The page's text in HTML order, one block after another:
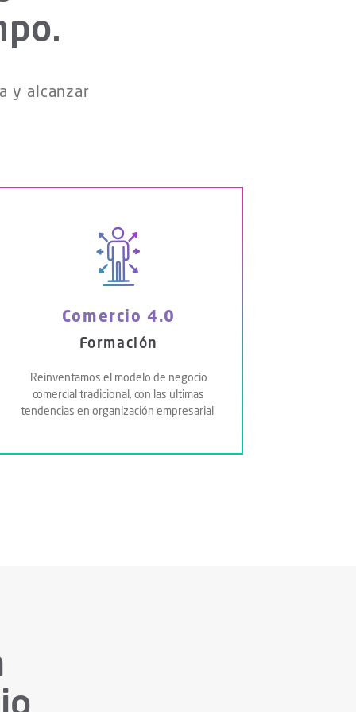
y alcanzar
Comercio 4.0
Formación
Reinventamos el modelo de negocio
comercial tradicional, con las ultimas
tendencias en organización empresarial.